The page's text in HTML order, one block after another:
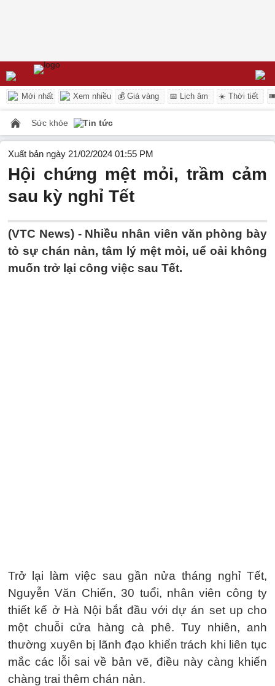
Mới nhất Xem nhiều 💰 Giá vàng 📅 Lịch âm ☀️ Thời tiết
Sức khỏe Tin tức
Xuất bản ngày 21/02/2024 01:55 PM
Hội chứng mệt mỏi, trầm cảm
sau kỳ nghỉ Tết
(VTC News) - Nhiều nhân viên văn phòng bày
tỏ sự chán nản, tâm lý mệt mỏi, uể oải không
muốn trở lại công việc sau Tết.
Trở lại làm việc sau gần nửa tháng nghỉ Tết,
Nguyễn Văn Chiến, 30 tuổi, nhân viên công ty
thiết kế ở Hà Nội bắt đầu với dự án set up cho
một chuỗi cửa hàng cà phê. Tuy nhiên, anh
thường xuyên bị lãnh đạo khiển trách khi liên tục
mắc các lỗi sai về bản vẽ, điều này càng khiến
chàng trai thêm chán nản.